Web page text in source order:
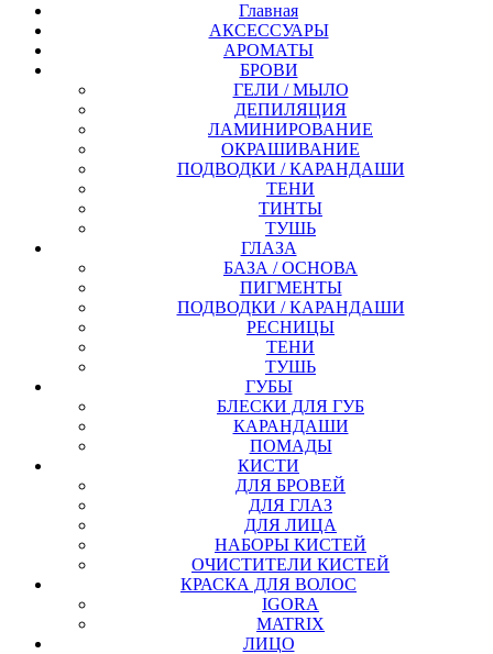
Главная
АКСЕССУАРЫ
АРОМАТЫ
БРОВИ
ГЕЛИ / МЫЛО
ДЕПИЛЯЦИЯ
ЛАМИНИРОВАНИЕ
ОКРАШИВАНИЕ
ПОДВОДКИ / КАРАНДАШИ
ТЕНИ
ТИНТЫ
ТУШЬ
ГЛАЗА
БАЗА / ОСНОВА
ПИГМЕНТЫ
ПОДВОДКИ / КАРАНДАШИ
РЕСНИЦЫ
ТЕНИ
ТУШЬ
ГУБЫ
БЛЕСКИ ДЛЯ ГУБ
КАРАНДАШИ
ПОМАДЫ
КИСТИ
ДЛЯ БРОВЕЙ
ДЛЯ ГЛАЗ
ДЛЯ ЛИЦА
НАБОРЫ КИСТЕЙ
ОЧИСТИТЕЛИ КИСТЕЙ
КРАСКА ДЛЯ ВОЛОС
IGORA
MATRIX
ЛИЦО